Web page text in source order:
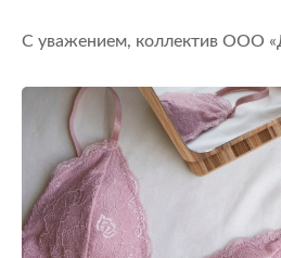
С уважением, коллектив ООО